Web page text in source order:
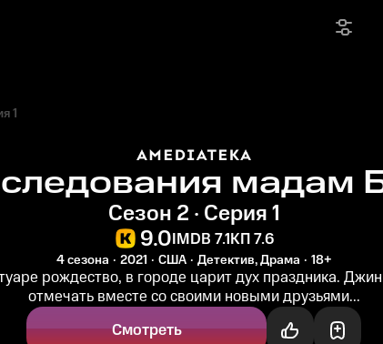
1
мадам
Сезон 2 · Серия 1
9.0IMDB 7.1КП 7.6
4 сезона 2021 США Детектив, Драма 18+
рождество, в городе царит дух праздника.
отмечать вместе со своими новыми друзьями...
Смотреть